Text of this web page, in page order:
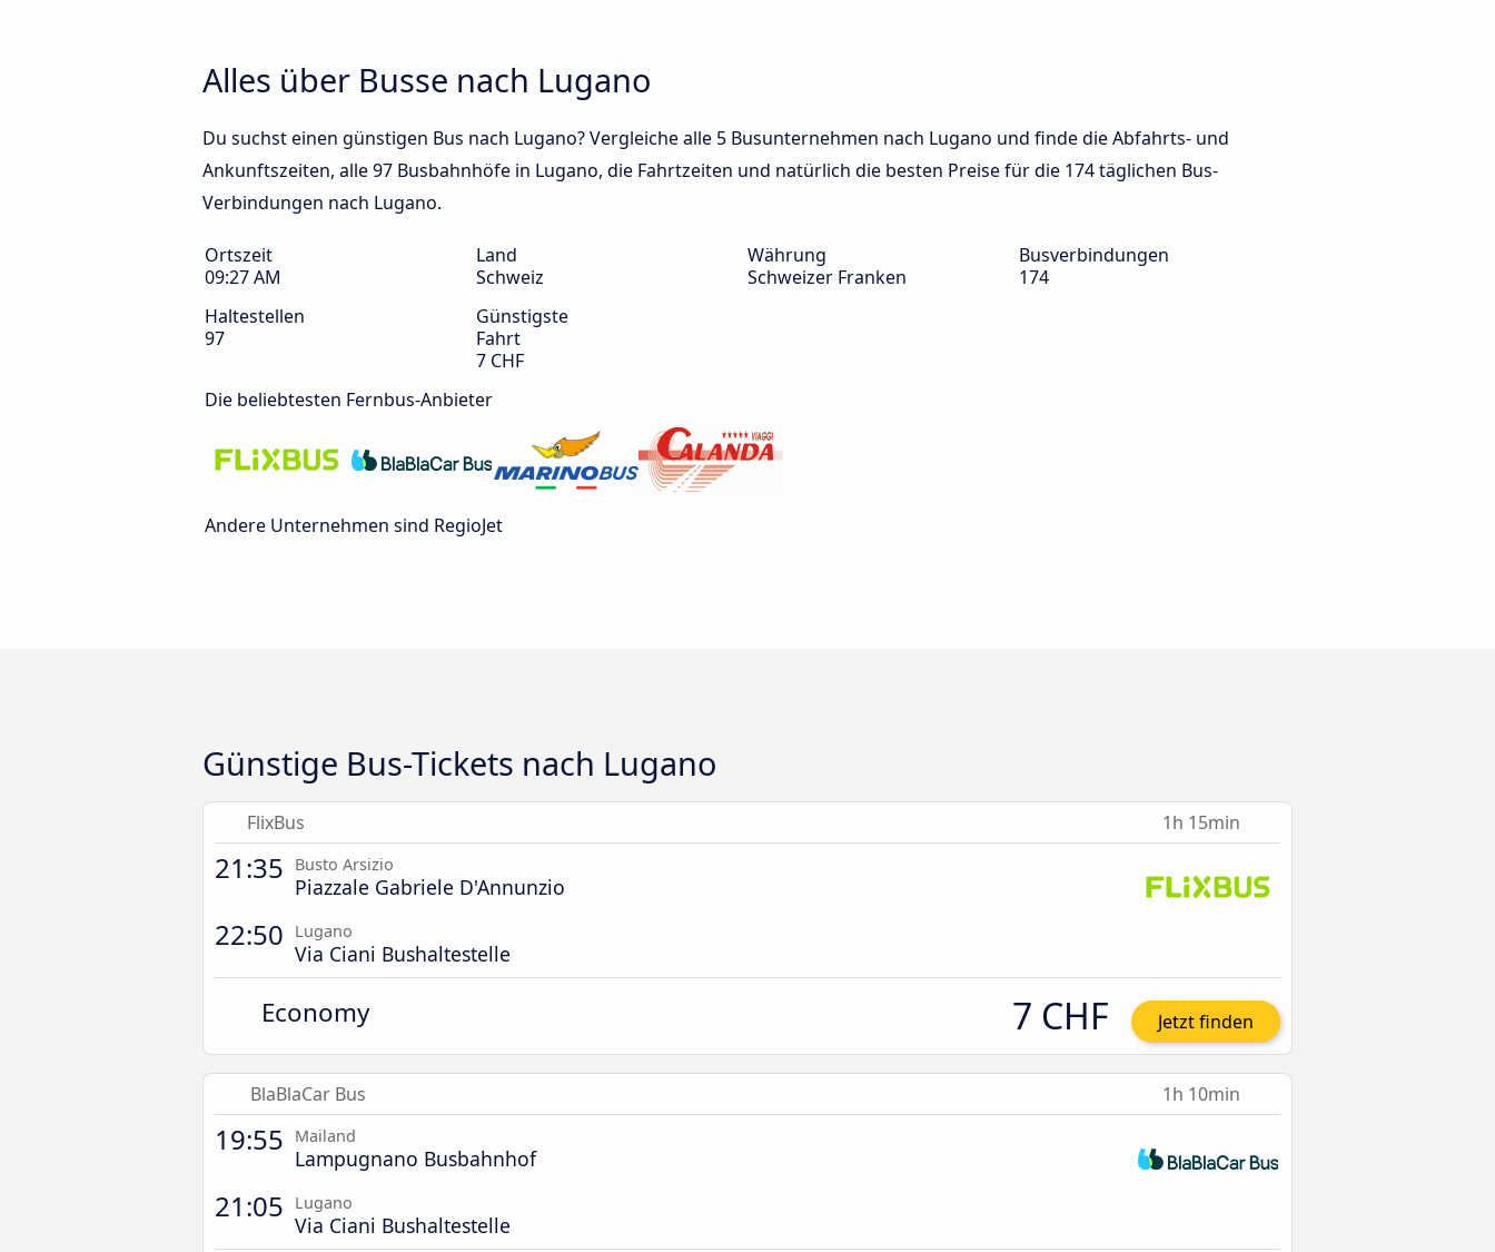
Alles über Busse nach Lugano
Du suchst einen günstigen Bus nach Lugano? Vergleiche alle 5 Busunternehmen nach Lugano und finde die Abfahrts- und
Ankunftszeiten, alle 97 Busbahnhöfe in Lugano, die Fahrtzeiten und natürlich die besten Preise für die 174 täglichen Bus-
Verbindungen nach Lugano.
Ortszeit
09:27 AM
Land
Schweiz
Währung
Schweizer Franken
Busverbindungen
174
Haltestellen
97
Günstigste
Fahrt
7 CHF
Die beliebtesten Fernbus-Anbieter
Andere Unternehmen sind RegioJet
Günstige Bus-Tickets nach Lugano
FlixBus 1h 15min
21:35 Busto Arsizio
Piazzale Gabriele D'Annunzio
22:50 Lugano
Via Ciani Bushaltestelle
Economy 7 CHF Jetzt finden
BlaBlaCar Bus 1h 10min
19:55 Mailand
Lampugnano Busbahnhof
21:05 Lugano
Via Ciani Bushaltestelle